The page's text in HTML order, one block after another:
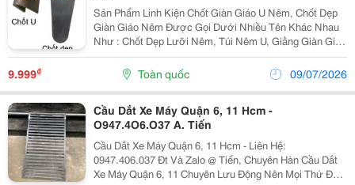
Sản Phẩm Linh Kiện Chốt Giàn Giáo U Nêm, Chốt Dẹp
Giàn Giáo Nêm Được Gọi Dưới Nhiều Tên Khác Nhau
Như : Chốt Dẹp Lưỡi Nêm, Túi Nêm U, Giằng Giàn Giáo
Nêm&Hellip; Chốt Giáo U Nêm , Chốt Giáo Dẹp Nêm
Đều Góp Phần Tạo Ra Sản Phẩm Hoàn Thiện Là Hệ
9.999₫ Toàn quốc 09/07/2026
Cầu Dắt Xe Máy Quận 6, 11 Hcm -
O947.4O6.O37 A. Tiến
Cầu Dắt Xe Máy Quận 6, 11 Hcm - Liên Hệ:
0947.406.037 Đt Và Zalo @ Tiến, Chuyên Hàn Cầu Dắt
Xe Máy Quận 6, 11 Chuyên Lưu Động Nên Mọi Thứ Đã